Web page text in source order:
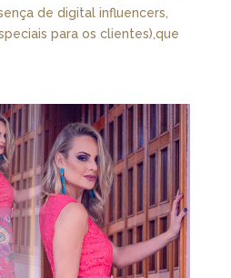
de digital influencers,
para os clientes),que